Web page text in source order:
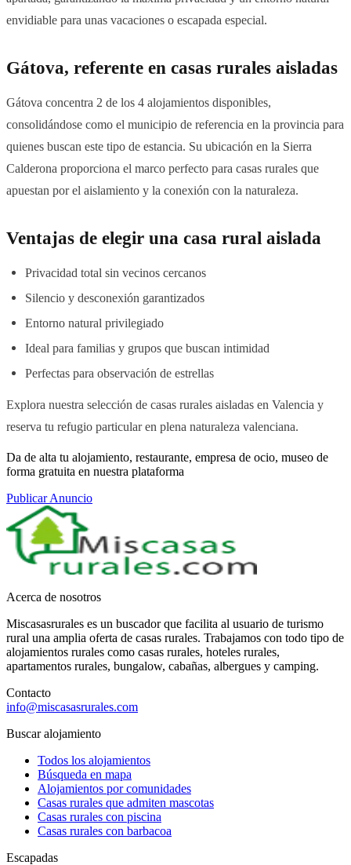
envidiable para unas vacaciones o escapada especial.
Gátova, referente en casas rurales aisladas
Gátova concentra 2 de los 4 alojamientos disponibles,
consolidándose como el municipio de referencia en la provincia para
quienes buscan este tipo de estancia. Su ubicación en la Sierra
Calderona proporciona el marco perfecto para casas rurales que
apuestan por el aislamiento y la conexión con la naturaleza.
Ventajas de elegir una casa rural aislada
Privacidad total sin vecinos cercanos
Silencio y desconexión garantizados
Entorno natural privilegiado
Ideal para familias y grupos que buscan intimidad
Perfectas para observación de estrellas
Explora nuestra selección de casas rurales aisladas en Valencia y
reserva tu refugio particular en plena naturaleza valenciana.
Da de alta tu alojamiento, restaurante, empresa de ocio, museo de
forma gratuita en nuestra plataforma
Publicar Anuncio
Acerca de nosotros
Miscasasrurales es un buscador que facilita al usuario de turismo
rural una amplia oferta de casas rurales. Trabajamos con todo tipo de
alojamientos rurales como casas rurales, hoteles rurales,
apartamentos rurales, bungalow, cabañas, albergues y camping.
Contacto
info@miscasasrurales.com
Buscar alojamiento
Todos los alojamientos
Búsqueda en mapa
Alojamientos por comunidades
Casas rurales que admiten mascotas
Casas rurales con piscina
Casas rurales con barbacoa
Escapadas